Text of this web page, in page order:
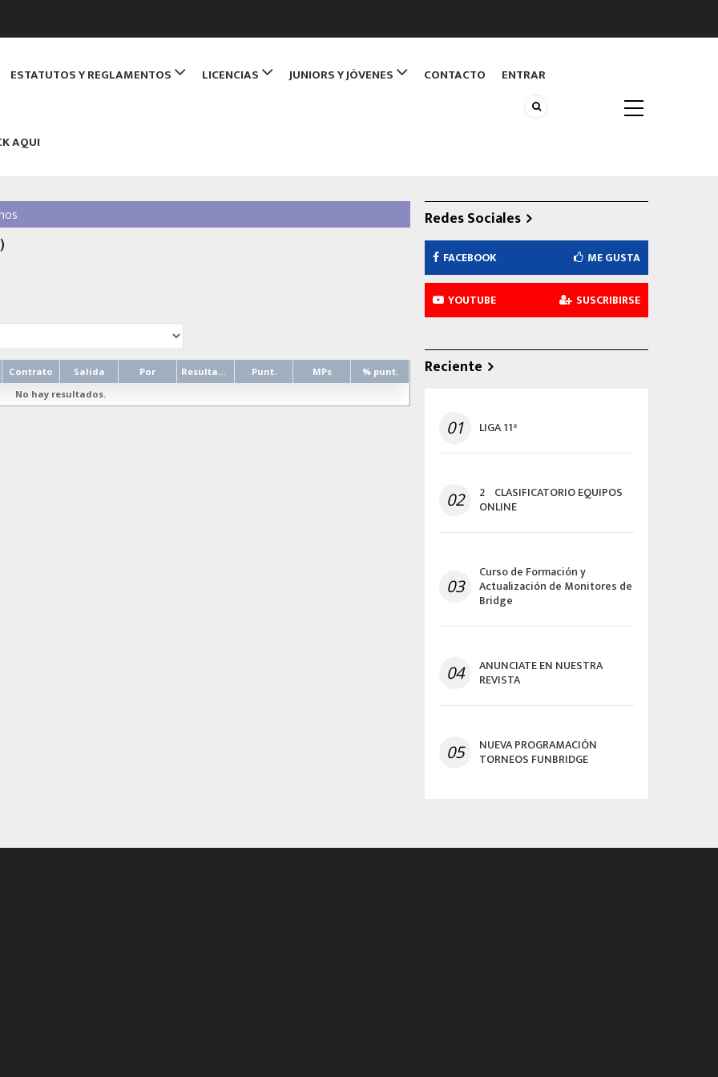
Monitores de Bridge
ESTATUTOS Y REGLAMENTOS LICENCIAS JUNIORS Y JÓVENES CONTACTO ENTRAR
AQUI
Contrato Salida Por Resultado Punt. MPs
% punt.
No hay resultados.
Redes Sociales
FACEBOOK ME GUSTA
YOUTUBE SUSCRIBIRSE
Reciente
01 LIGA 11ª
02 2º CLASIFICATORIO EQUIPOS
ONLINE
03
Curso de Formación y
Actualización de Monitores de
Bridge
04 ANUNCIATE EN NUESTRA
REVISTA
05 NUEVA PROGRAMACIÓN
TORNEOS FUNBRIDGE